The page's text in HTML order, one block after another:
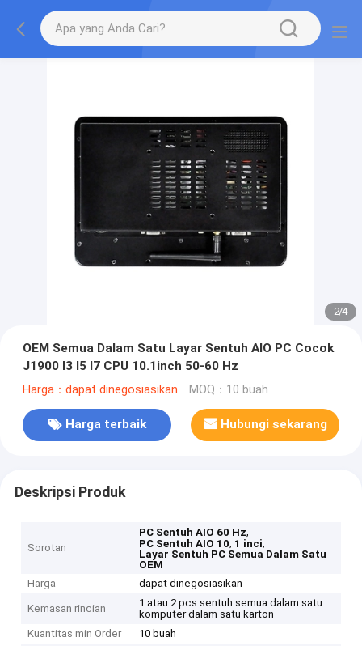
2/4
OEM Semua Dalam Satu Layar Sentuh AIO PC Cocok
J1900 I3 I5 I7 CPU 10.1inch 50-60 Hz
Harga：dapat dinegosiasikan MOQ：10 buah
Harga terbaik Hubungi sekarang
Deskripsi Produk
Sorotan
PC Sentuh AIO 60 Hz,
PC Sentuh AIO 10, 1 inci,
Layar Sentuh PC Semua Dalam Satu
OEM
Harga
dapat dinegosiasikan
Kemasan rincian
1 atau 2 pcs sentuh semua dalam satu
komputer dalam satu karton
Kuantitas min Order
10 buah